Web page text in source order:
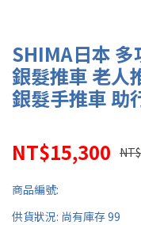
SHIMA日本
銀髮推車 老人
銀髮手推車 助
NT$15,300
商品編號:
供貨狀況: 尚有庫存 99